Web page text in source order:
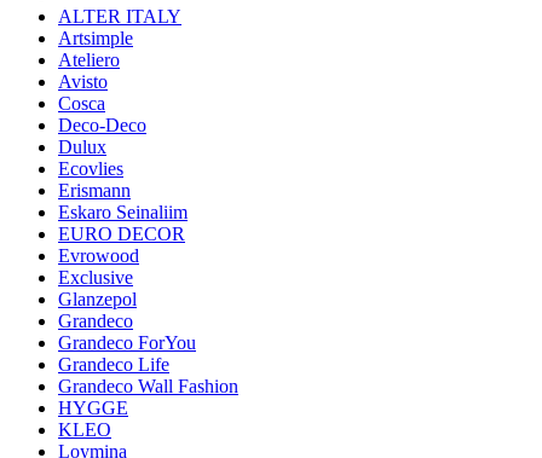
ALTER ITALY
Artsimple
Ateliero
Avisto
Cosca
Deco-Deco
Dulux
Ecovlies
Erismann
Eskaro Seinaliim
EURO DECOR
Evrowood
Exclusive
Glanzepol
Grandeco
Grandeco ForYou
Grandeco Life
Grandeco Wall Fashion
HYGGE
KLEO
Loymina